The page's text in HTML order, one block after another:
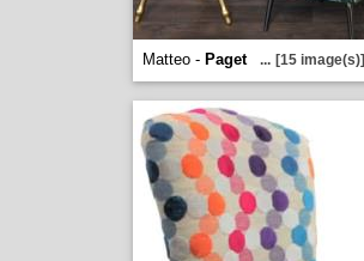
Matteo - Paget ... [15 image(s)]